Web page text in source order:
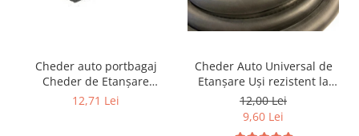
Cheder auto portbagaj
Cheder de Etanșare
Profesional din Cauciuc -
12,71 Lei
Cheder Auto Universal de
Etanșare Uși rezistent la
intemperii, raze UV,
îmbătrânire și temperaturi
extreme
12,00 Lei
9,60 Lei